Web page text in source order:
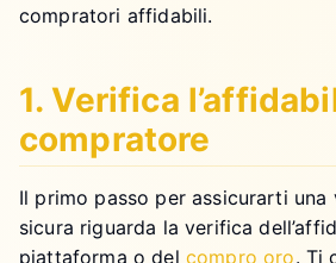
compratori affidabili.
1. Verifica
compratore
Il primo passo per assicurarti una
sicura riguarda la verifica
piattaforma o del compro oro. Ti